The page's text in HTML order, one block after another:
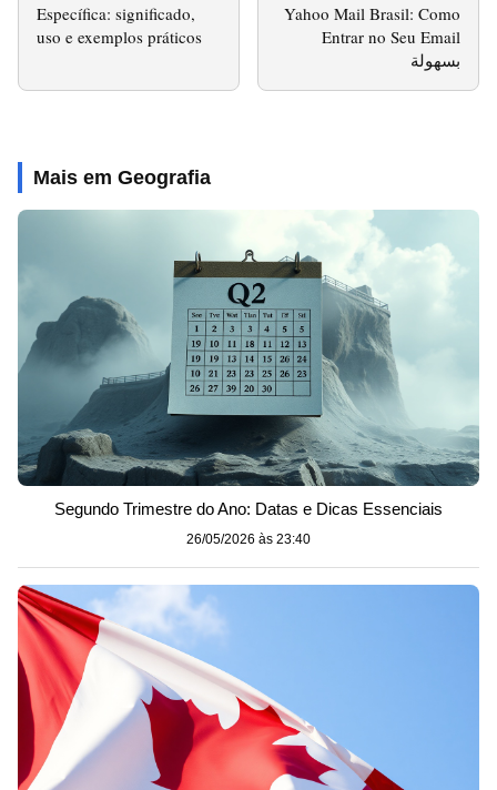
Específica: significado,
uso e exemplos práticos
Yahoo Mail Brasil: Como
Entrar no Seu Email
بسهولة
Mais em Geografia
Segundo Trimestre do Ano: Datas e Dicas Essenciais
26/05/2026 às 23:40